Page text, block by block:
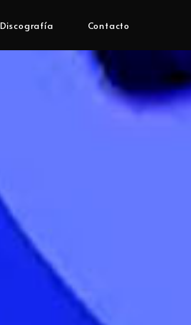
Discografía Contacto